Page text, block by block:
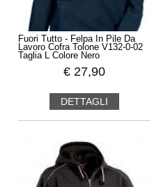
Fuori Tutto - Felpa In Pile Da
Lavoro Cofra Tolone V132-0-02
Taglia L Colore Nero
€ 27,90
DETTAGLI